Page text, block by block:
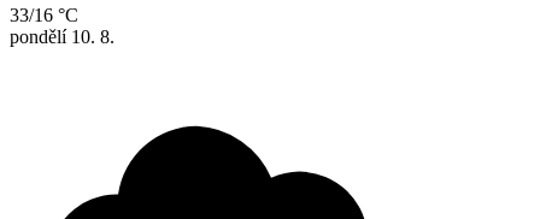
33/16 °C
pondělí 10. 8.